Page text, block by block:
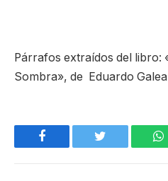
Párrafos extraídos del libro:
Sombra», de Eduardo
Facebook Twitter